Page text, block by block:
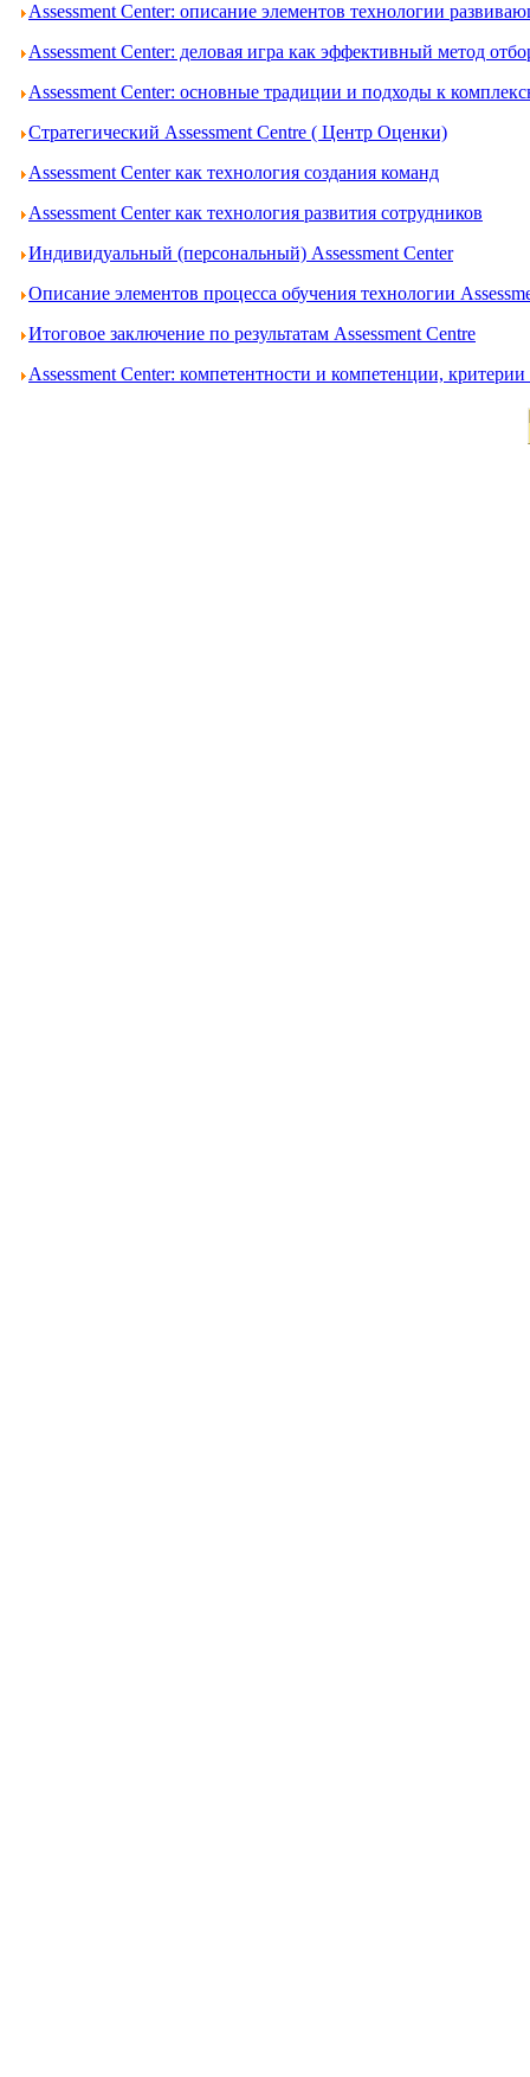
Assessment Center: описание элементов технологии
Assessment Center: деловая игра как эффективный метод
Assessment Center: основные традиции и подходы к
Стратегический Assessment Centre ( Центр Оценки)
Assessment Center как технология создания команд
Assessment Center как технология развития сотрудников
Индивидуальный (персональный) Assessment Center
Описание элементов процесса обучения технологии
Итоговое заключение по результатам Assessment Centre
Assessment Center: компетентности и компетенции,